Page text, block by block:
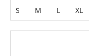
S M L XL